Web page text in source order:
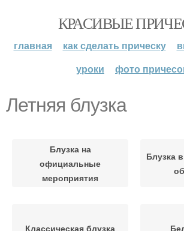
КРАСИВЫЕ
главная как сделать прическу
уроки
фото
Летняя блузка
Блузка на
официальные
мероприятия
Блузка
Классическая блузка